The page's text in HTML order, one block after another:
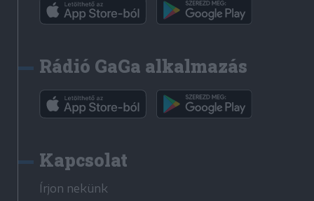
Rádió GaGa alkalmazás
Kapcsolat
Írjon nekünk